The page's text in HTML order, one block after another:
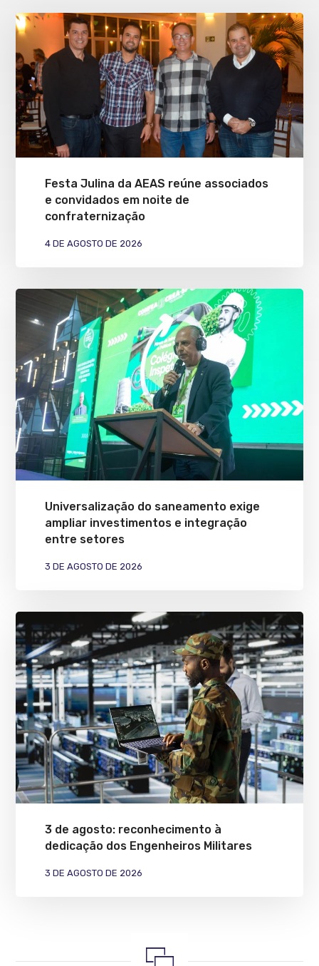
Festa Julina da AEAS reúne associados
e convidados em noite de
confraternização
4 DE AGOSTO DE 2026
Universalização do saneamento exige
ampliar investimentos e integração
entre setores
3 DE AGOSTO DE 2026
3 de agosto: reconhecimento à
dedicação dos Engenheiros Militares
3 DE AGOSTO DE 2026